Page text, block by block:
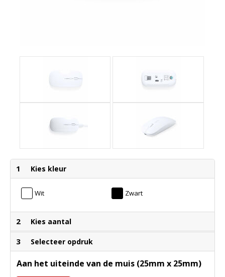
1 Kies kleur
Wit Zwart
2 Kies aantal
3 Selecteer opdruk
Aan het uiteinde van de muis (25mm x 25mm)